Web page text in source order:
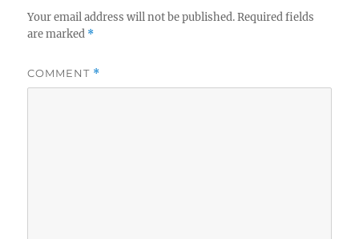
Your email address will not be published. Required fields
are marked *
COMMENT *